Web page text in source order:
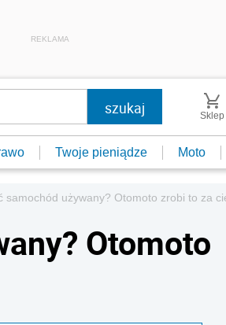
REKLAMA
Sklep
Twoje pieniądze Moto
samochód używany? Otomoto zrobi to za
Otomoto